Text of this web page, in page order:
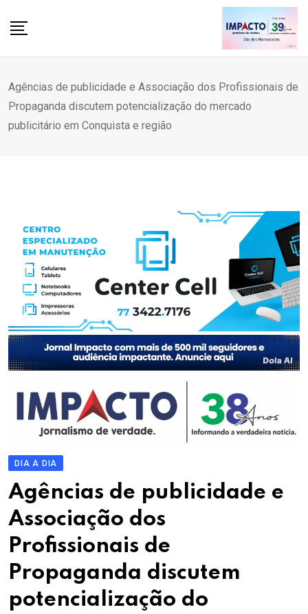
Agências de publicidade e Associação dos Profissionais de
Propaganda discutem potencialização do mercado
publicitário em Conquista e região
DIA A DIA
Agências de publicidade e
Associação dos
Profissionais de
Propaganda discutem
potencialização do